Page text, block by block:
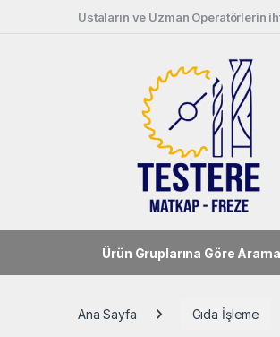
Ustaların ve Uzman Operatörlerin
Ürün Gruplarına Göre Arama
Ana Sayfa Gıda İşleme